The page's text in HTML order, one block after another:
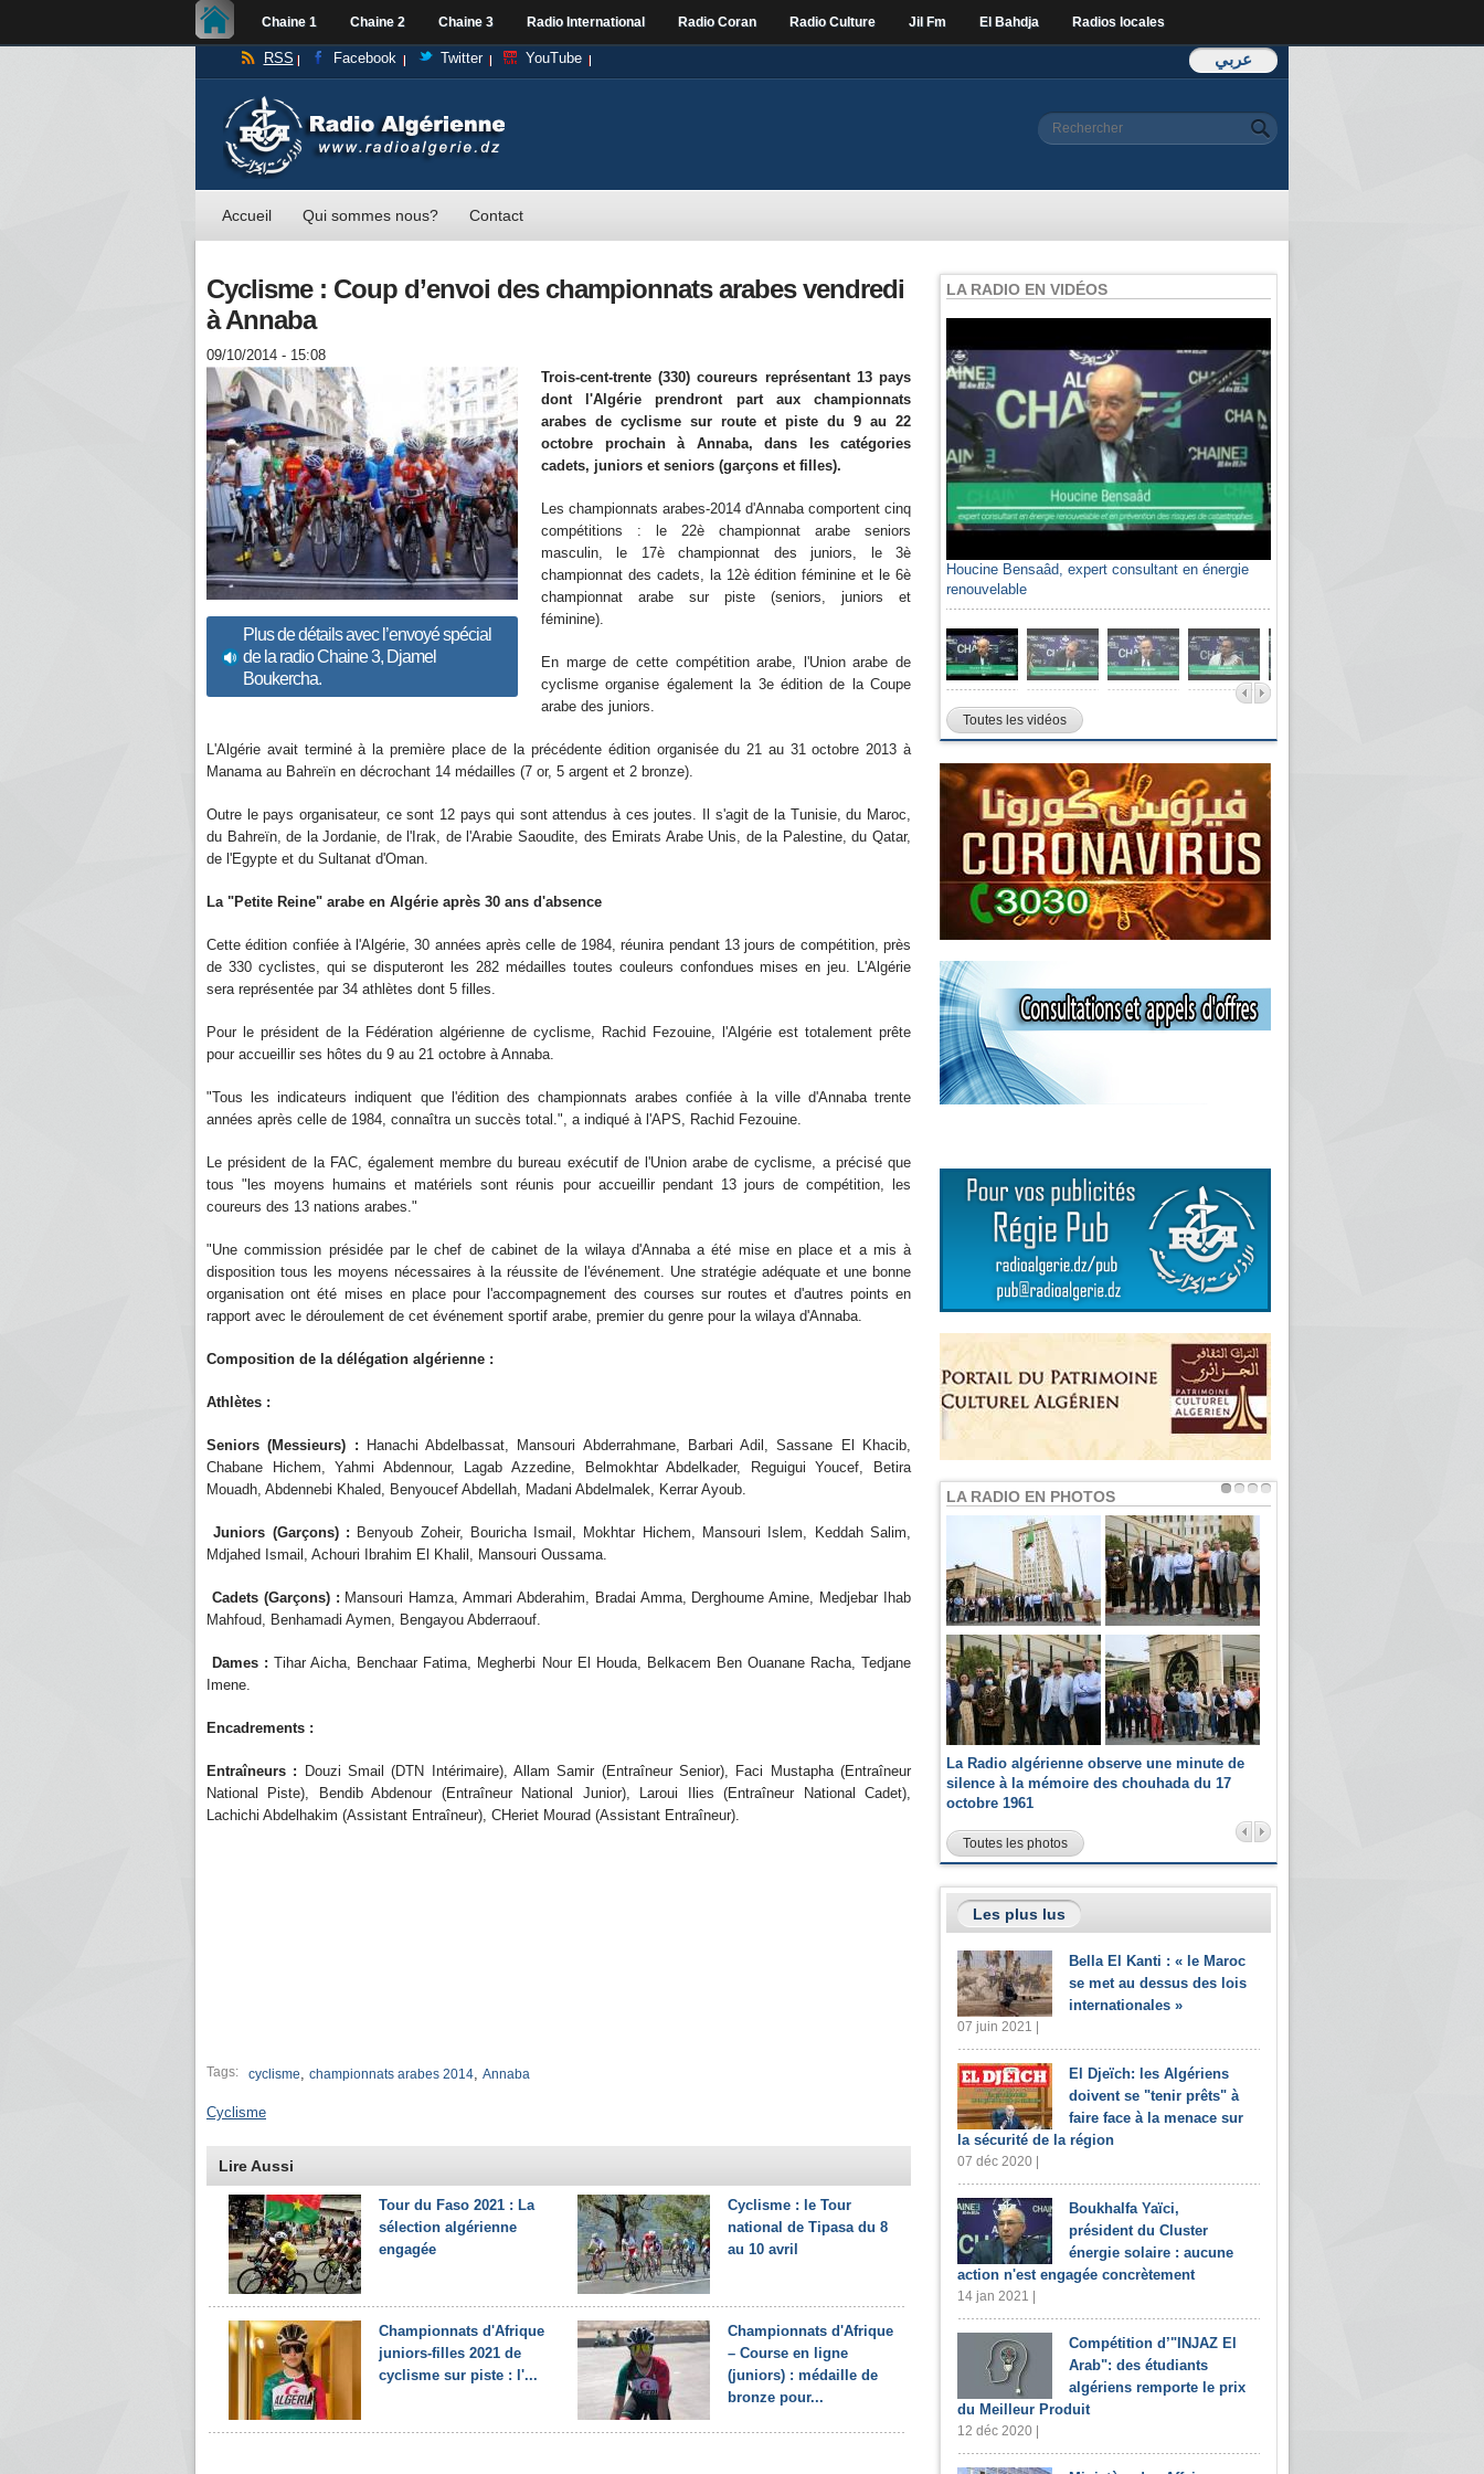
Chaine 1 Chaine 2 Chaine 3 Radio International Radio Coran Radio Culture Jil Fm El Bahdja Radios locales
عربي RSS Facebook Twitter YouTube
Formulaire de
Rechercher
Accueil Qui sommes nous? Contact
Cyclisme : Coup d’envoi des championnats arabes vendredi
à Annaba
09/10/2014 - 15:08
Plus de détails avec l’envoyé spécial
de la radio Chaine 3, Djamel
Boukercha.
Trois-cent-trente (330) coureurs représentant 13 pays
dont l'Algérie prendront part aux championnats
arabes de cyclisme sur route et piste du 9 au 22
octobre prochain à Annaba, dans les catégories
cadets, juniors et seniors (garçons et filles).
Les championnats arabes-2014 d'Annaba comportent cinq
compétitions : le 22è championnat arabe seniors
masculin, le 17è championnat des juniors, le 3è
championnat des cadets, la 12è édition féminine et le 6è
championnat arabe sur piste (seniors, juniors et
féminine).
En marge de cette compétition arabe, l'Union arabe de
cyclisme organise également la 3e édition de la Coupe
arabe des juniors.
L'Algérie avait terminé à la première place de la précédente édition organisée du 21 au 31 octobre 2013 à
Manama au Bahreïn en décrochant 14 médailles (7 or, 5 argent et 2 bronze).
Outre le pays organisateur, ce sont 12 pays qui sont attendus à ces joutes. Il s'agit de la Tunisie, du Maroc,
du Bahreïn, de la Jordanie, de l'Irak, de l'Arabie Saoudite, des Emirats Arabe Unis, de la Palestine, du Qatar,
de l'Egypte et du Sultanat d'Oman.
La "Petite Reine" arabe en Algérie après 30 ans d'absence
Cette édition confiée à l'Algérie, 30 années après celle de 1984, réunira pendant 13 jours de compétition, près
de 330 cyclistes, qui se disputeront les 282 médailles toutes couleurs confondues mises en jeu. L'Algérie
sera représentée par 34 athlètes dont 5 filles.
Pour le président de la Fédération algérienne de cyclisme, Rachid Fezouine, l'Algérie est totalement prête
pour accueillir ses hôtes du 9 au 21 octobre à Annaba.
"Tous les indicateurs indiquent que l'édition des championnats arabes confiée à la ville d'Annaba trente
années après celle de 1984, connaîtra un succès total.", a indiqué à l'APS, Rachid Fezouine.
Le président de la FAC, également membre du bureau exécutif de l'Union arabe de cyclisme, a précisé que
tous "les moyens humains et matériels sont réunis pour accueillir pendant 13 jours de compétition, les
coureurs des 13 nations arabes."
"Une commission présidée par le chef de cabinet de la wilaya d'Annaba a été mise en place et a mis à
disposition tous les moyens nécessaires à la réussite de l'événement. Une stratégie adéquate et une bonne
organisation ont été mises en place pour l'accompagnement des courses sur routes et d'autres points en
rapport avec le déroulement de cet événement sportif arabe, premier du genre pour la wilaya d'Annaba.
Composition de la délégation algérienne :
Athlètes :
Seniors (Messieurs) : Hanachi Abdelbassat, Mansouri Abderrahmane, Barbari Adil, Sassane El Khacib,
Chabane Hichem, Yahmi Abdennour, Lagab Azzedine, Belmokhtar Abdelkader, Reguigui Youcef, Betira
Mouadh, Abdennebi Khaled, Benyoucef Abdellah, Madani Abdelmalek, Kerrar Ayoub.
Juniors (Garçons) : Benyoub Zoheir, Bouricha Ismail, Mokhtar Hichem, Mansouri Islem, Keddah Salim,
Mdjahed Ismail, Achouri Ibrahim El Khalil, Mansouri Oussama.
Cadets (Garçons) : Mansouri Hamza, Ammari Abderahim, Bradai Amma, Derghoume Amine, Medjebar Ihab
Mahfoud, Benhamadi Aymen, Bengayou Abderraouf.
Dames : Tihar Aicha, Benchaar Fatima, Megherbi Nour El Houda, Belkacem Ben Ouanane Racha, Tedjane
Imene.
Encadrements :
Entraîneurs : Douzi Smail (DTN Intérimaire), Allam Samir (Entraîneur Senior), Faci Mustapha (Entraîneur
National Piste), Bendib Abdenour (Entraîneur National Junior), Laroui Ilies (Entraîneur National Cadet),
Lachichi Abdelhakim (Assistant Entraîneur), CHeriet Mourad (Assistant Entraîneur).
Tags: cyclisme, championnats arabes 2014, Annaba
Cyclisme
Lire Aussi
Tour du Faso 2021 : La
sélection algérienne
engagée
Cyclisme : le Tour
national de Tipasa du 8
au 10 avril
Championnats d'Afrique
juniors-filles 2021 de
cyclisme sur piste : l'...
Championnats d'Afrique
– Course en ligne
(juniors) : médaille de
bronze pour...
LA RADIO EN VIDÉOS
Houcine Bensaâd, expert consultant en énergie
renouvelable
Toutes les vidéos
LA RADIO EN PHOTOS
La Radio algérienne observe une minute de
silence à la mémoire des chouhada du 17
octobre 1961
Toutes les photos
Les plus lus
Bella El Kanti : « le Maroc
se met au dessus des lois
internationales »
07 juin 2021 |
El Djeïch: les Algériens
doivent se "tenir prêts" à
faire face à la menace sur
la sécurité de la région
07 déc 2020 |
Boukhalfa Yaïci,
président du Cluster
énergie solaire : aucune
action n'est engagée concrètement
14 jan 2021 |
Compétition d’"INJAZ El
Arab": des étudiants
algériens remporte le prix
du Meilleur Produit
12 déc 2020 |